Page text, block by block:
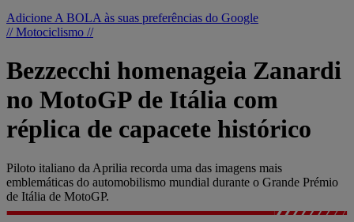
Adicione A BOLA às suas preferências do Google
// Motociclismo //
Bezzecchi homenageia Zanardi
no MotoGP de Itália com
réplica de capacete histórico
Piloto italiano da Aprilia recorda uma das imagens mais
emblemáticas do automobilismo mundial durante o Grande Prémio
de Itália de MotoGP.